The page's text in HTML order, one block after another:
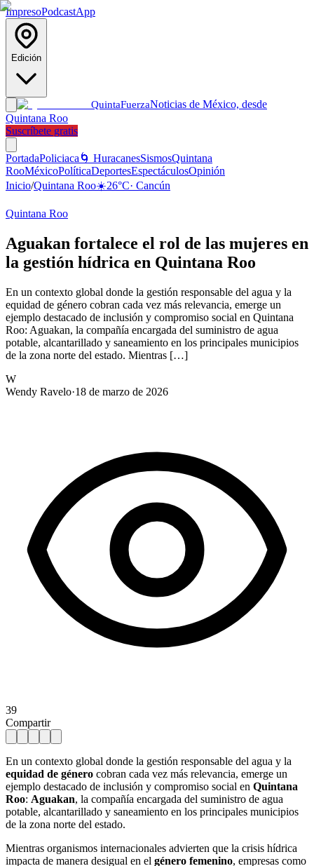
ImpresoPodcastApp
Edición
QuintaFuerzaNoticias de México, desde
Quintana Roo
Suscríbete gratis
PortadaPoliciaca 🌀 HuracanesSismosQuintana
RooMéxicoPolíticaDeportesEspectáculosOpinión
Inicio/Quintana Roo☀️26°C· Cancún
Quintana Roo
Aguakan fortalece el rol de las mujeres en
la gestión hídrica en Quintana Roo
En un contexto global donde la gestión responsable del agua y la
equidad de género cobran cada vez más relevancia, emerge un
ejemplo destacado de inclusión y compromiso social en Quintana
Roo: Aguakan, la compañía encargada del suministro de agua
potable, alcantarillado y saneamiento en los principales municipios
de la zona norte del estado. Mientras […]
W
Wendy Ravelo·18 de marzo de 2026
39
Compartir
En un contexto global donde la gestión responsable del agua y la
equidad de género cobran cada vez más relevancia, emerge un
ejemplo destacado de inclusión y compromiso social en Quintana
Roo: Aguakan, la compañía encargada del suministro de agua
potable, alcantarillado y saneamiento en los principales municipios
de la zona norte del estado.
Mientras organismos internacionales advierten que la crisis hídrica
impacta de manera desigual en el género femenino, empresas como